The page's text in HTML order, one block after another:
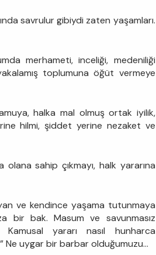
savrulur gibiydi zaten yaşamları.
merhameti, inceliği, medeniliği
toplumuna öğüt vermeye
halka mal olmuş ortak iyilik,
hilmi, şiddet yerine nezaket ve
sahip çıkmayı, halk yararına
ve kendince yaşama tutunmaya
bir bak. Masum ve savunmasız
Kamusal yararı nasıl hunharca
Ne uygar bir barbar olduğumuzu...